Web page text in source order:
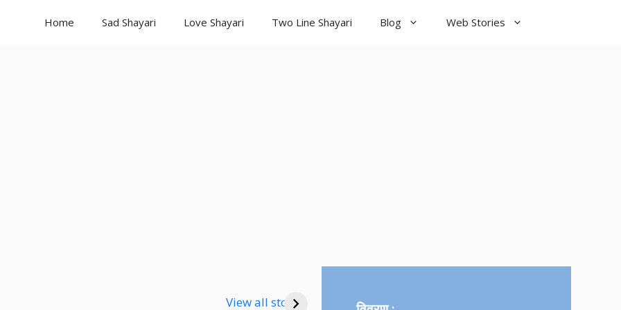
Home Sad Shayari Love Shayari Two Line Shayari Blog Web Stories
View all storiesShayari